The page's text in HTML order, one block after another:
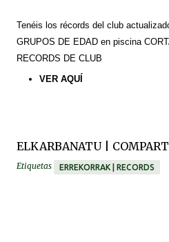
Tenéis los récords del club
GRUPOS DE EDAD en piscina
RECORDS DE CLUB
VERAQUÍ
ELKARBANATU |
Etiquetas ERREKORRAK | RECORDS